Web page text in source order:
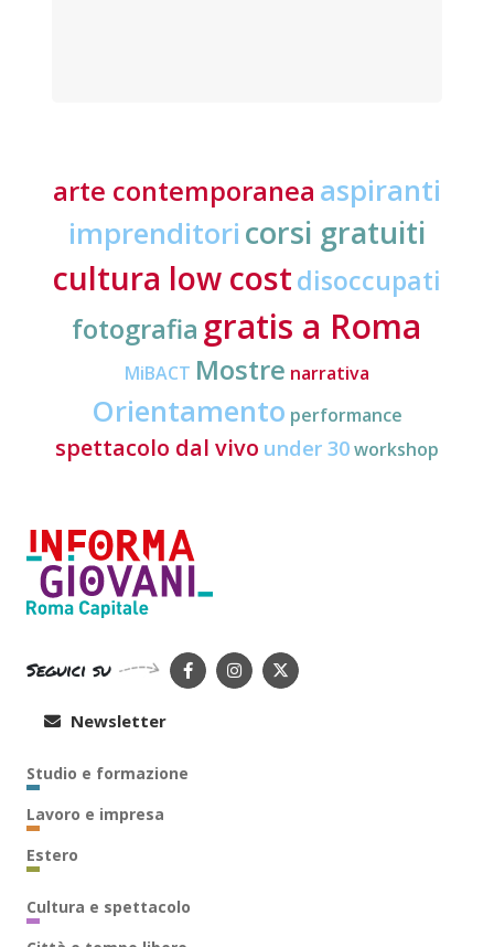
arte contemporanea aspiranti
imprenditori corsi gratuiti
cultura low costdisoccupati
fotografia gratis a Roma
MiBACT Mostre narrativa
Orientamento performance
spettacolo dal vivo under 30workshop
Seguici su
Newsletter
Studio e formazione
Lavoro e impresa
Estero
Cultura e spettacolo